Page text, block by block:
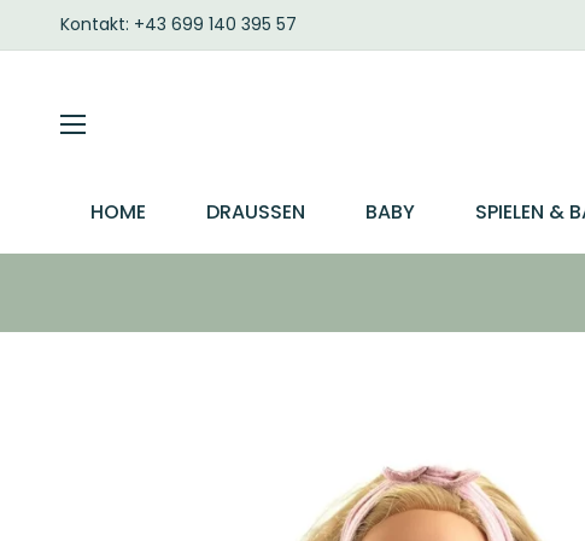
Kontakt: +43 699 140 395 57
HOME DRAUSSEN BABY SPIELEN &